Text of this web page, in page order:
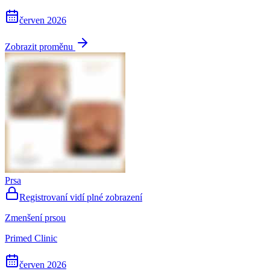
červen 2026
Zobrazit proměnu
Prsa
Registrovaní vidí plné zobrazení
Zmenšení prsou
Primed Clinic
červen 2026